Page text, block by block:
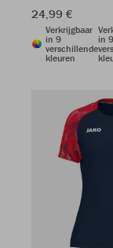
24,99 €
Verkrijgbaar
in 9
verschillende
kleuren
in 9